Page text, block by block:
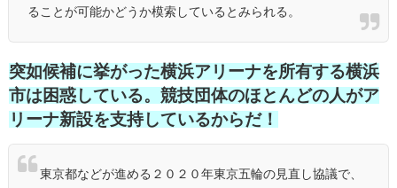
ることが可能かどうか模索しているとみられる。
突如候補に挙がった横浜アリーナを所有する横浜
市は困惑している。競技団体のほとんどの人がア
リーナ新設を支持しているからだ！
東京都などが進める２０２０年東京五輪の見直し協議で、